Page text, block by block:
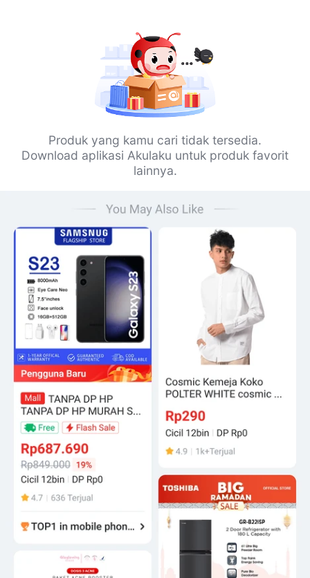
Produk yang kamu cari tidak tersedia.
Download aplikasi Akulaku untuk produk favorit
lainnya.